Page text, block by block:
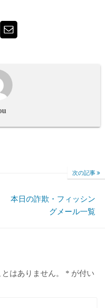
次の記事
本日の詐欺・フィッシン
グメール一覧
はありません。 * が付い